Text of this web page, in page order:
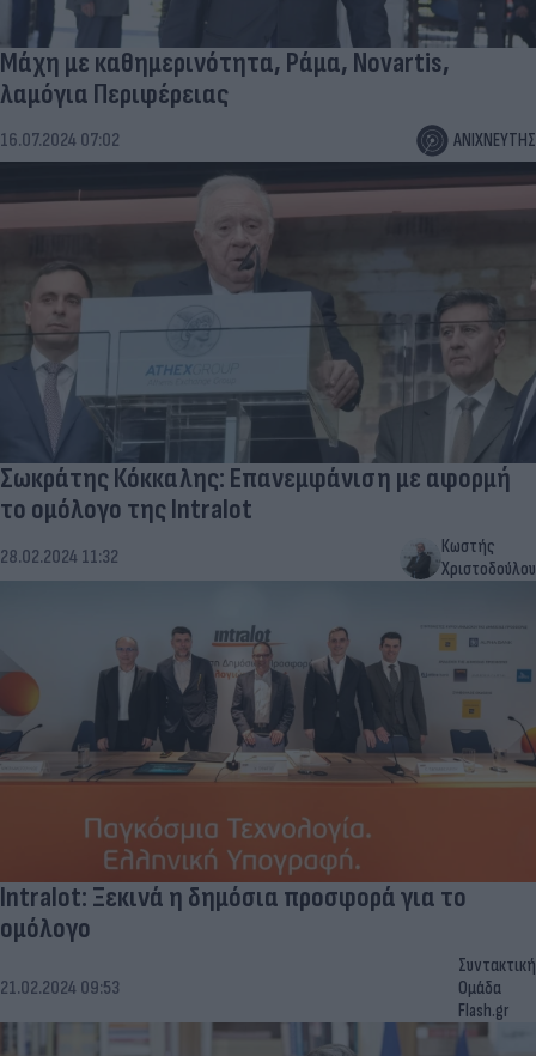
Μάχη με καθημερινότητα, Ράμα, Novartis,
λαμόγια Περιφέρειας
16.07.2024 07:02 ΑΝΙΧΝΕΥΤΗΣ
Σωκράτης Κόκκαλης: Επανεμφάνιση με αφορμή
το ομόλογο της Intralot
28.02.2024 11:32
Κωστής
Χριστοδούλου
Intralot: Ξεκινά η δημόσια προσφορά για το
ομόλογο
21.02.2024 09:53
Συντακτική
Ομάδα
Flash.gr